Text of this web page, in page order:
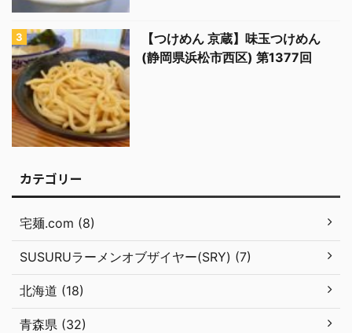
【つけめん 京蔵】味玉つけめん
(静岡県浜松市西区) 第1377回
カテゴリー
宅麺.com (8)
SUSURUラーメンオブザイヤー(SRY) (7)
北海道 (18)
青森県 (32)